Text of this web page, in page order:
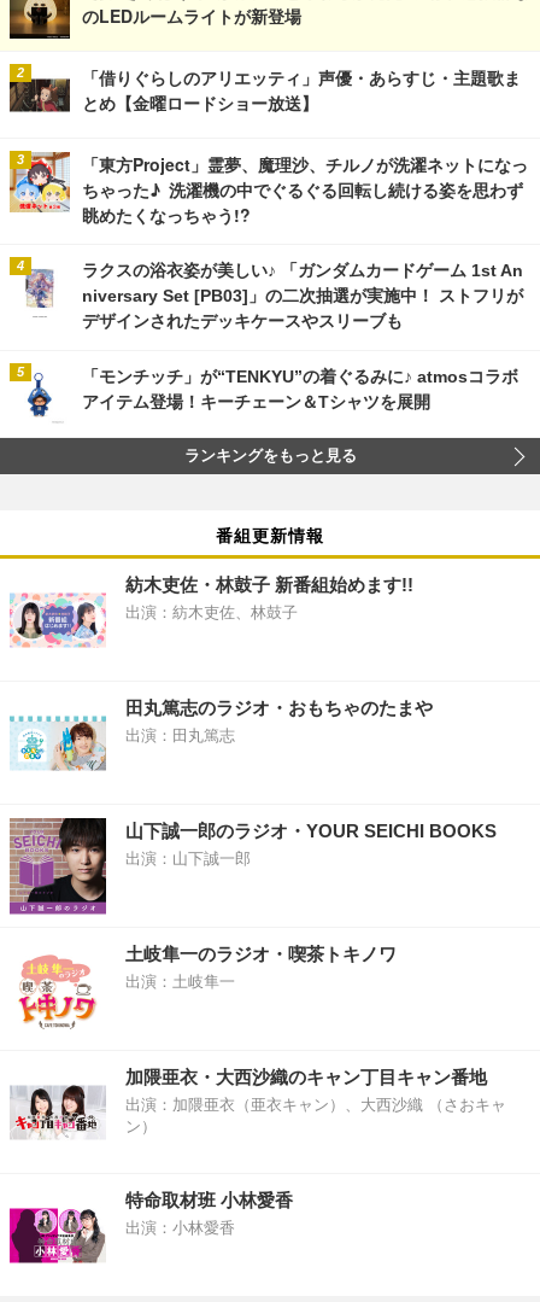
のLEDルームライトが新登場
「借りぐらしのアリエッティ」声優・あらすじ・主題歌ま
とめ【金曜ロードショー放送】
「東方Project」霊夢、魔理沙、チルノが洗濯ネットになっ
ちゃった♪ 洗濯機の中でぐるぐる回転し続ける姿を思わず
眺めたくなっちゃう!?
ラクスの浴衣姿が美しい♪ 「ガンダムカードゲーム 1st An
niversary Set [PB03]」の二次抽選が実施中！ ストフリが
デザインされたデッキケースやスリーブも
「モンチッチ」が“TENKYU”の着ぐるみに♪ atmosコラボ
アイテム登場！キーチェーン＆Tシャツを展開
ランキングをもっと見る
番組更新情報
紡木吏佐・林鼓子 新番組始めます!!
出演：紡木吏佐、林鼓子
田丸篤志のラジオ・おもちゃのたまや
出演：田丸篤志
山下誠一郎のラジオ・YOUR SEICHI BOOKS
出演：山下誠一郎
土岐隼一のラジオ・喫茶トキノワ
出演：土岐隼一
加隈亜衣・大西沙織のキャン丁目キャン番地
出演：加隈亜衣（亜衣キャン）、大西沙織 （さおキャ
ン）
特命取材班 小林愛香
出演：小林愛香